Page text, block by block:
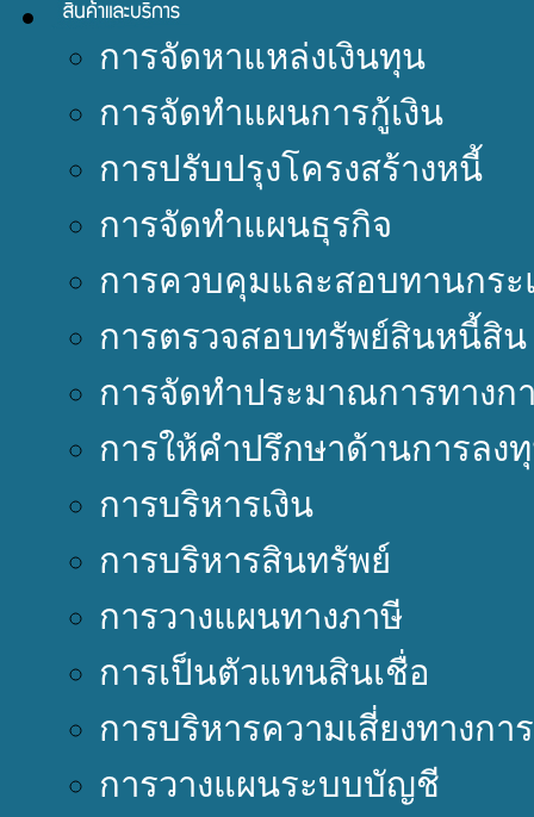
การจัดหาแหล่งเงินทุน
การจัดทำแผนการกู้เงิน
การปรับปรุงโครงสร้างหนี้
การจัดทำแผนธุรกิจ
การควบคุมและสอบทานกระ
การตรวจสอบทรัพย์สินหนี้สิน
การจัดทำประมาณการทางก
การให้คำปรึกษาด้านการลง
การบริหารเงิน
การบริหารสินทรัพย์
การวางแผนทางภาษี
การเป็นตัวแทนสินเชื่อ
การบริหารความเสี่ยงทางกา
การวางแผนระบบบัญชี